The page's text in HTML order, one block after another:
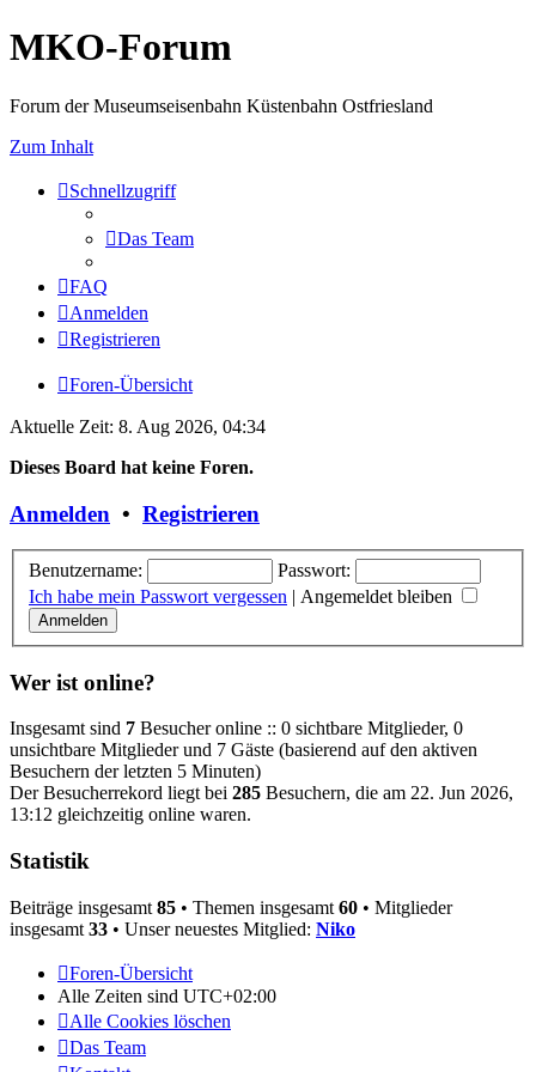
MKO-Forum
Forum der Museumseisenbahn Küstenbahn Ostfriesland
Zum Inhalt
Schnellzugriff
Das Team
FAQ
Anmelden
Registrieren
Foren-Übersicht
Aktuelle Zeit: 8. Aug 2026, 04:34
Dieses Board hat keine Foren.
Anmelden • Registrieren
Benutzername:
Passwort:
Ich habe mein Passwort vergessen | Angemeldet bleiben
Wer ist online?
Insgesamt sind 7 Besucher online :: 0 sichtbare Mitglieder, 0
unsichtbare Mitglieder und 7 Gäste (basierend auf den aktiven
Besuchern der letzten 5 Minuten)
Der Besucherrekord liegt bei 285 Besuchern, die am 22. Jun 2026,
13:12 gleichzeitig online waren.
Statistik
Beiträge insgesamt 85 • Themen insgesamt 60 • Mitglieder
insgesamt 33 • Unser neuestes Mitglied: Niko
Foren-Übersicht
Alle Zeiten sind UTC+02:00
Alle Cookies löschen
Das Team